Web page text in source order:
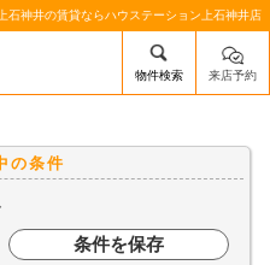
石神井の賃貸ならハウステーション上石神井店
head-logo.png
物件検索 来店予約
の条件
条件を保存